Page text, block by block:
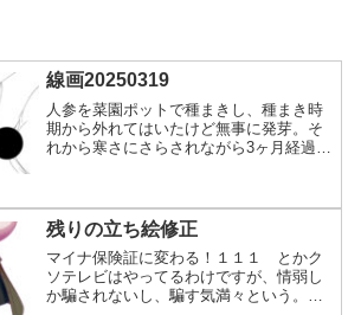
線画20250319
人参を菜園ポットで種まきし、種まき時
期から外れてはいたけど無事に発芽。そ
れから寒さにさらされながら3ヶ月経過で
ニールで保温して発芽。トウ立ちもして
ないしで、無事に根っこ...
残りの立ち絵修正
マイナ保険証に変わる！１１１ とかク
ソテレビはやってるわけですが、情弱し
か騙されないし、騙す気満々という。ど